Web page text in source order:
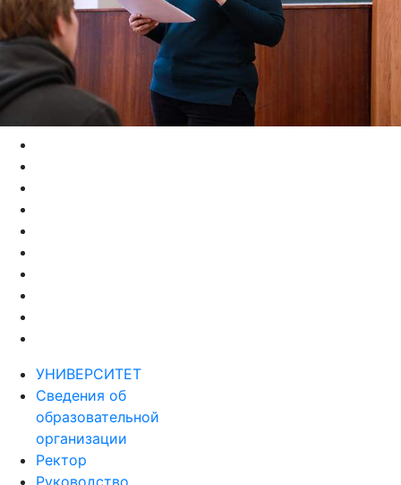
УНИВЕРСИТЕТ
Сведения об
образовательной
организации
Ректор
Руководство